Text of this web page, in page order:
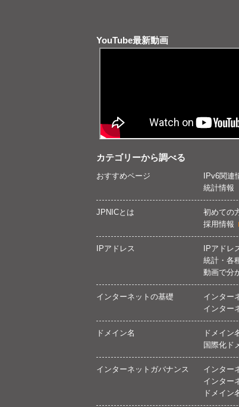
YouTube最新動画
カテゴリーから調べる
おすすめページ IPv6関連
統計情報
JPNICとは 初めての
採用情報
IPアドレス IPアドレ
統計・各
動画で分
インターネットの基礎 インター
インター
ドメイン名 ドメイン
国際化ド
インターネットガバナンス インター
インター
ドメイン